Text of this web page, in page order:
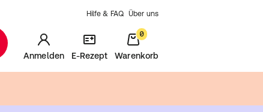
Hilfe & FAQ Über uns
Anmelden E-Rezept
0
Warenkorb